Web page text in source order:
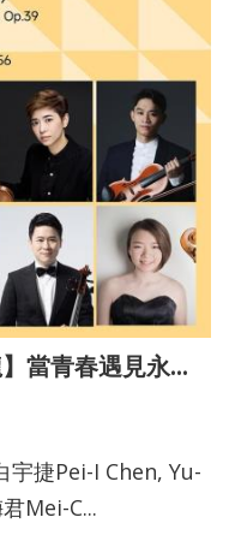
10/23【2026 TSO 室內沙龍】當青春遇見永恆：五把弦樂的跨時空對話
宇捷Pei-I Chen, Yu-
Mei-C...